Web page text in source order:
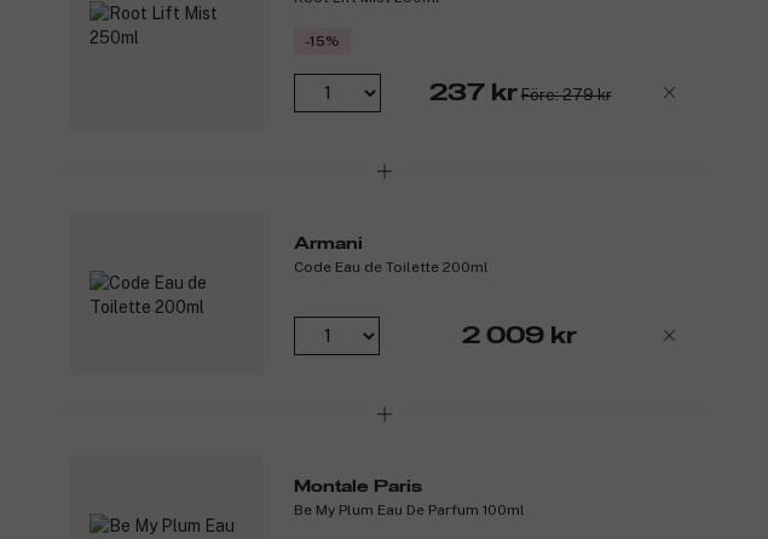
-15%
237 kr Före: 279 kr
Armani
Code Eau de Toilette 200ml
2 009 kr
Montale Paris
Be My Plum Eau De Parfum 100ml